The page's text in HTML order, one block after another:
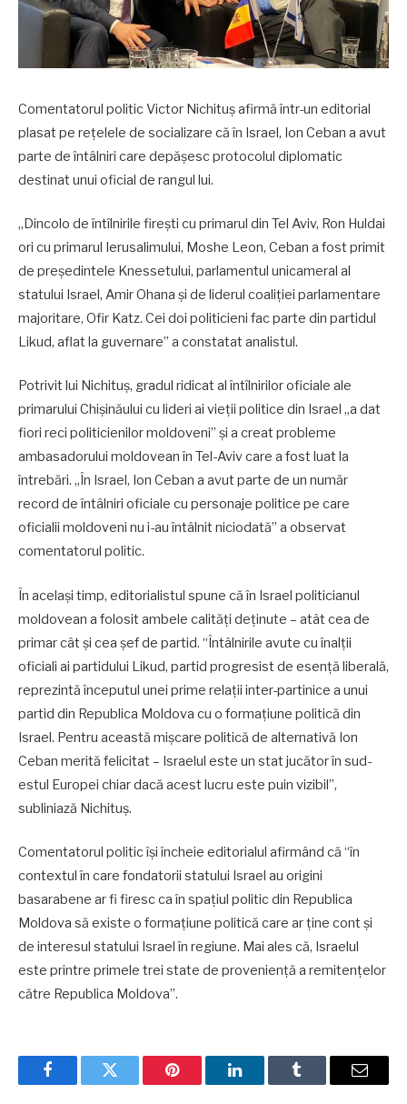
Comentatorul politic Victor Nichituș afirmă într-un editorial
plasat pe rețelele de socializare că în Israel, Ion Ceban a avut
parte de întâlniri care depășesc protocolul diplomatic
destinat unui oficial de rangul lui.
„Dincolo de întîlnirile firești cu primarul din Tel Aviv, Ron Huldai
ori cu primarul Ierusalimului, Moshe Leon, Ceban a fost primit
de președintele Knessetului, parlamentul unicameral al
statului Israel, Amir Ohana și de liderul coaliției parlamentare
majoritare, Ofir Katz. Cei doi politicieni fac parte din partidul
Likud, aflat la guvernare” a constatat analistul.
Potrivit lui Nichituș, gradul ridicat al întîlnirilor oficiale ale
primarului Chișinăului cu lideri ai vieții politice din Israel „a dat
fiori reci politicienilor moldoveni” și a creat probleme
ambasadorului moldovean în Tel-Aviv care a fost luat la
întrebări. „În Israel, Ion Ceban a avut parte de un număr
record de întâlniri oficiale cu personaje politice pe care
oficialii moldoveni nu i-au întâlnit niciodată” a observat
comentatorul politic.
În același timp, editorialistul spune că în Israel politicianul
moldovean a folosit ambele calități deținute – atât cea de
primar cât și cea șef de partid. “Întâlnirile avute cu înalții
oficiali ai partidului Likud, partid progresist de esență liberală,
reprezintă începutul unei prime relații inter-partinice a unui
partid din Republica Moldova cu o formațiune politică din
Israel. Pentru această mișcare politică de alternativă Ion
Ceban merită felicitat – Israelul este un stat jucător în sud-
estul Europei chiar dacă acest lucru este puin vizibil”,
subliniază Nichituș.
Comentatorul politic își încheie editorialul afirmând că “în
contextul în care fondatorii statului Israel au origini
basarabene ar fi firesc ca în spațiul politic din Republica
Moldova să existe o formațiune politică care ar ține cont și
de interesul statului Israel în regiune. Mai ales că, Israelul
este printre primele trei state de proveniență a remitențelor
către Republica Moldova”.
FacebookTwitter Pinterest LinkedInTumblr Email